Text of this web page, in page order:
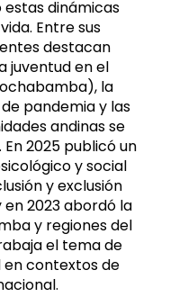
dinámicas
Entre sus
destacan
juventud en el
la
pandemia y las
andinas se
2025 publicó un
y social
y exclusión
en 2023 abordó la
y regiones del
el tema de
contextos de